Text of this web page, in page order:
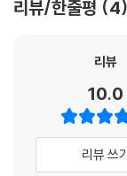
혹은 대가족이 함께
것처럼, 그의 희망이
“모르면서도 알고 있
고 있는지도 모르는
보이지만 뜨개질이나
슈라이버의 글을 읽
동하는 데 있다.
리뷰/한줄평 4
리뷰
10.0
리뷰 쓰기